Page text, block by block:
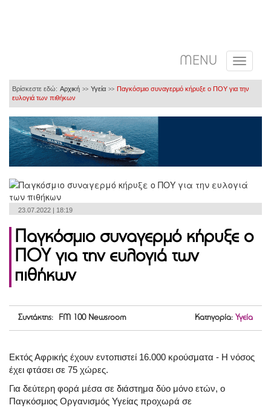
MENU
Βρίσκεστε εδώ: Αρχική >> Υγεία >> Παγκόσμιο συναγερμό κήρυξε ο ΠΟΥ για την
ευλογιά των πιθήκων
23.07.2022 | 18:19
Παγκόσμιο συναγερμό κήρυξε ο
ΠΟΥ για την ευλογιά των
πιθήκων
Συντάκτης: FM 100 Newsroom Κατηγορία: Υγεία
Εκτός Αφρικής έχουν εντοπιστεί 16.000 κρούσματα - Η νόσος
έχει φτάσει σε 75 χώρες.
Για δεύτερη φορά μέσα σε διάστημα δύο μόνο ετών, ο
Παγκόσμιος Οργανισμός Υγείας προχωρά σε